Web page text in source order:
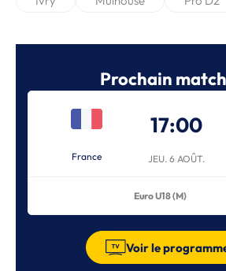
Prochain
France
17:00
JEU. 6 AOÛT.
Euro U18 (M)
Voir le